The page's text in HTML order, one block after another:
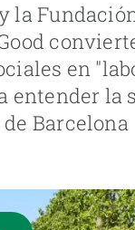
la
en
entender la
Barcelona